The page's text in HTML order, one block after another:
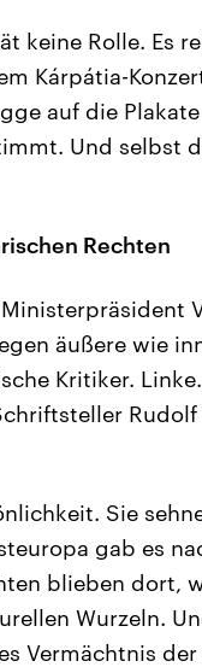
keine Rolle. Es
Kárpátia-
auf die
Und selbst
Rechten
äußere wie
Kritiker.
Sie
gab es
blieben dort,
Wurzeln.
Vermächtnis der